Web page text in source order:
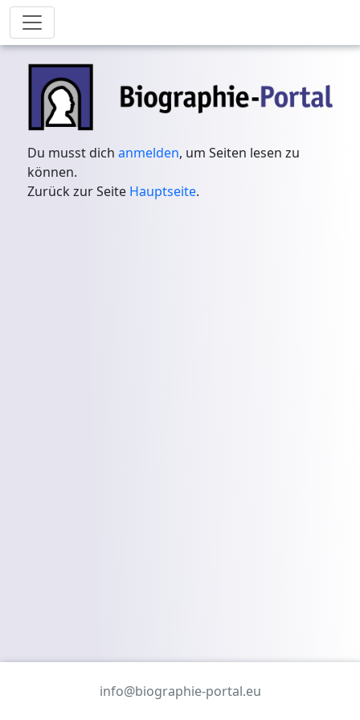
Du musst dichanmelden, um Seiten lesen zu
können.
Zurück zur Seite Hauptseite.
info@biographie-portal.eu